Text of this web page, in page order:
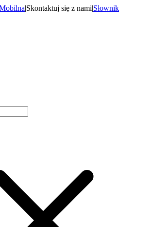
|Skontaktuj się z nami|Słownik